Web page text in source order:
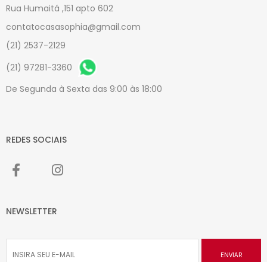
Rua Humaitá ,151 apto 602
contatocasasophia@gmail.com
(21) 2537-2129
(21) 97281-3360
De Segunda à Sexta das 9:00 às 18:00
REDES SOCIAIS
NEWSLETTER
ENVIAR